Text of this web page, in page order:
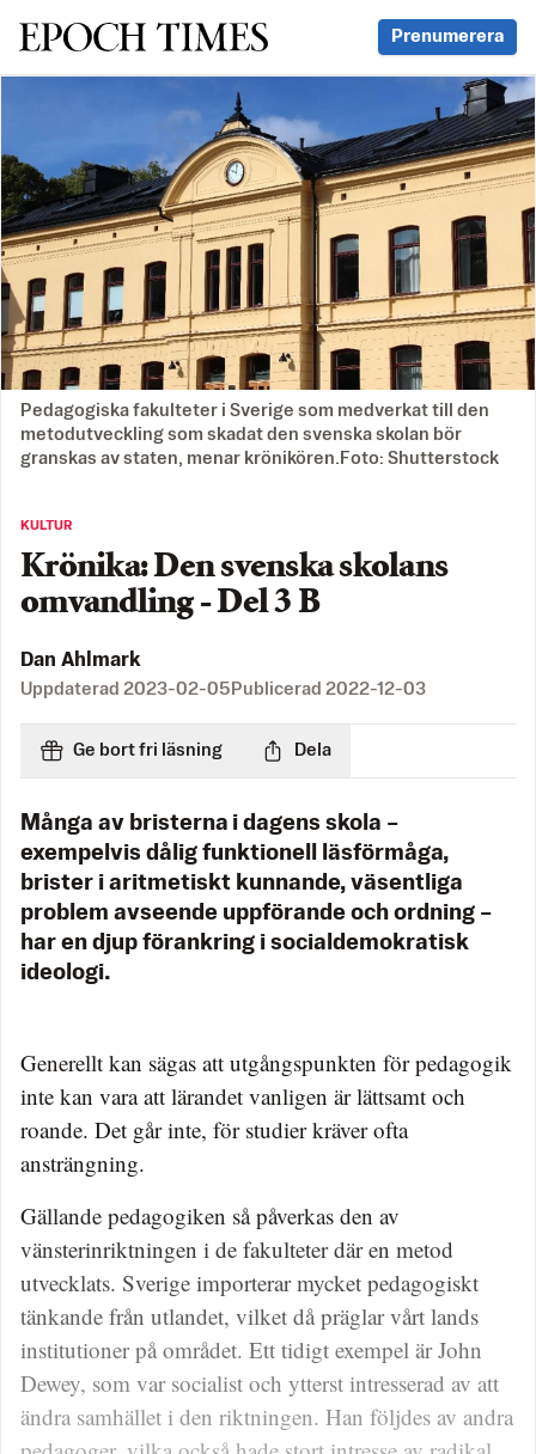
Svenska Epoch Times Prenumerera
Pedagogiska fakulteter i Sverige som medverkat till den
metodutveckling som skadat den svenska skolan bör
granskas av staten, menar krönikören.Foto: Shutterstock
KULTUR
Krönika: Den svenska skolans
omvandling - Del 3 B
Dan Ahlmark
Uppdaterad 2023-02-05 Publicerad 2022-12-03
Ge bort fri läsning Dela
Många av bristerna i dagens skola –
exempelvis dålig funktionell läsförmåga,
brister i aritmetiskt kunnande, väsentliga
problem avseende uppförande och ordning –
har en djup förankring i socialdemokratisk
ideologi.
Generellt kan sägas att utgångspunkten för pedagogik
inte kan vara att lärandet vanligen är lättsamt och
roande. Det går inte, för studier kräver ofta
ansträngning.
Gällande pedagogiken så påverkas den av
vänsterinriktningen i de fakulteter där en metod
utvecklats. Sverige importerar mycket pedagogiskt
tänkande från utlandet, vilket då präglar vårt lands
institutioner på området. Ett tidigt exempel är John
Dewey, som var socialist och ytterst intresserad av att
ändra samhället i den riktningen. Han följdes av andra